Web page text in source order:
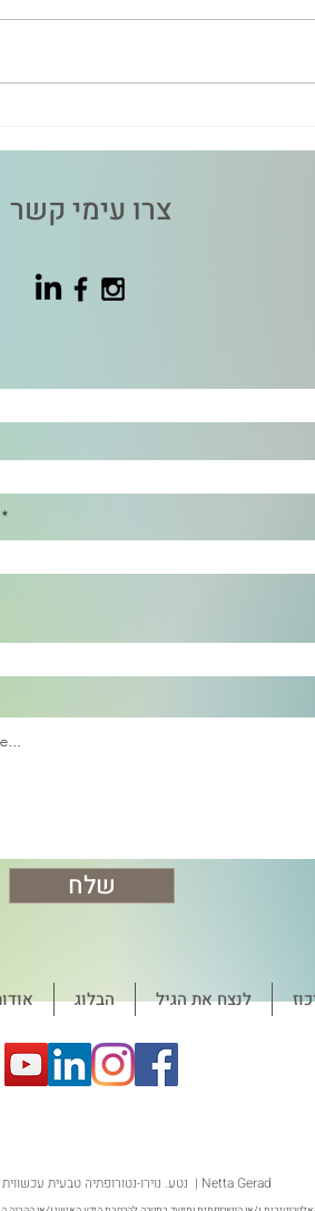
משתנה
צרו עימי קשר
שלח
לנצח את הגיל הבלוג
נטע. נוירו-נטורופתיה טבעית עכשווית | נטע הנטורופתית | Netta Gerad